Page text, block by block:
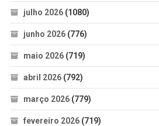
julho 2026(1080)
junho 2026(776)
maio 2026(719)
abril 2026(792)
março 2026(779)
fevereiro 2026(719)